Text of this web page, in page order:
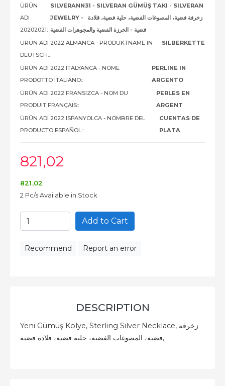
ÜRÜN
ADI
20202021:
SILVERANN31 - SILVERAN GÜMÜŞ TAKI - SILVERAN
JEWELRY - زخرفة فضية، المصوغات الفضية، حلية فضية، قلادة
فضية - الخرزة الفضية والمجوهرات الفضية
ÜRÜN ADI 2022 ALMANCA - PRODUKTNAME IN
DEUTSCH::
SILBERKETTE
ÜRÜN ADI 2022 ITALYANCA - NOME
PRODOTTO ITALIANO::
PERLINE IN
ARGENTO
ÜRÜN ADI 2022 FRANSIZCA - NOM DU
PRODUIT FRANÇAIS::
PERLES EN
ARGENT
ÜRÜN ADI 2022 ISPANYOLCA - NOMBRE DEL
PRODUCTO ESPAÑOL::
CUENTAS DE
PLATA
821,02
821 ,02
2 Pc/s Available in Stock
Add to Cart
Recommend Report an error
DESCRIPTION
Yeni Gümüş Kolye, Sterling Silver Necklace, زخرفة
فضية، المصوغات الفضية، حلية فضية، قلادة فضية,